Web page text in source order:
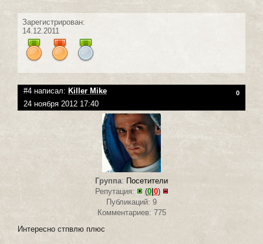
Зарегистрирован:
14.12.2011
#4 написал: Killer Mike 0
24 ноября 2012 17:40
Группа: Посетители
Репутация:
(0| 0)
Публикаций: 9
Комментариев: 775
Интересно стпвлю плюс